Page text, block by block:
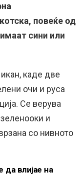
повеќе од
сини или
каде две
очи и руса
Се верува
и
со нивното
да влијае на